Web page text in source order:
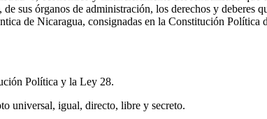
sus órganos de administración, los derechos y deberes
de Nicaragua, consignadas en la Constitución
Política y la Ley 28.
universal, igual, directo, libre y secreto.